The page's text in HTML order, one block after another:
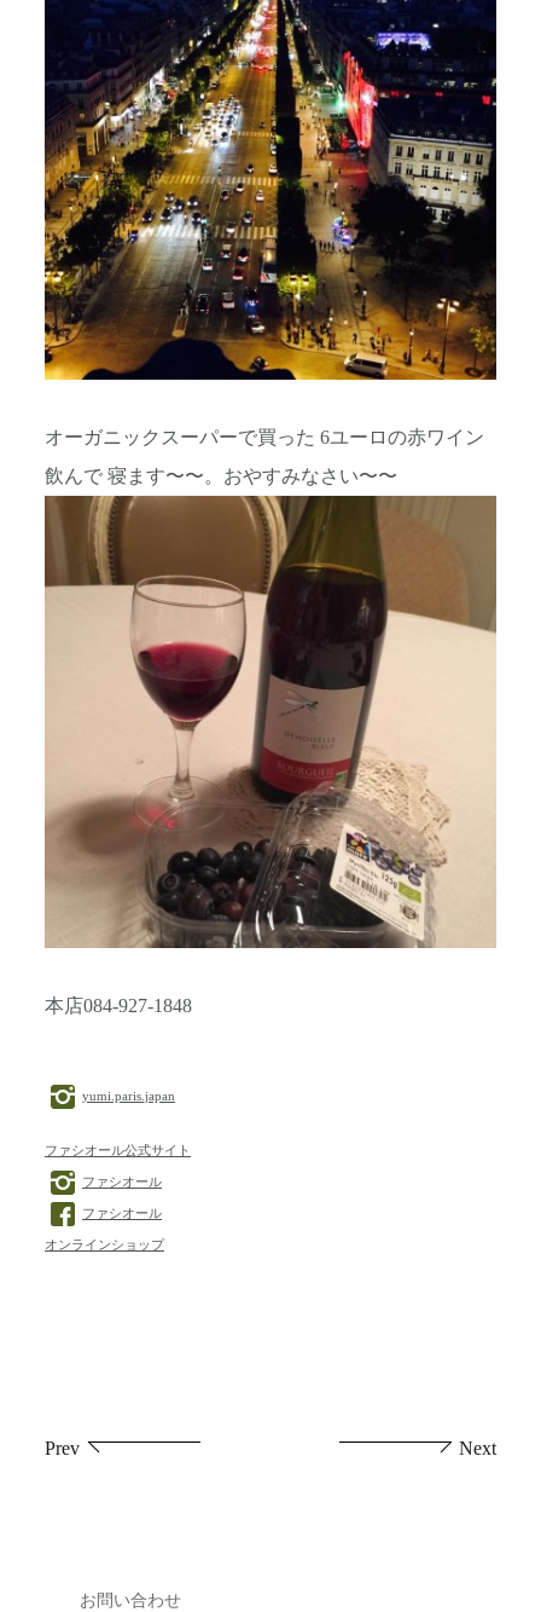
オーガニックスーパーで買った 6ユーロの赤ワイン
飲んで 寝ます〜〜。おやすみなさい〜〜
本店084-927-1848
yumi.paris.japan
ファシオール公式サイト
ファシオール
ファシオール
オンラインショップ
Prev Next
お問い合わせ